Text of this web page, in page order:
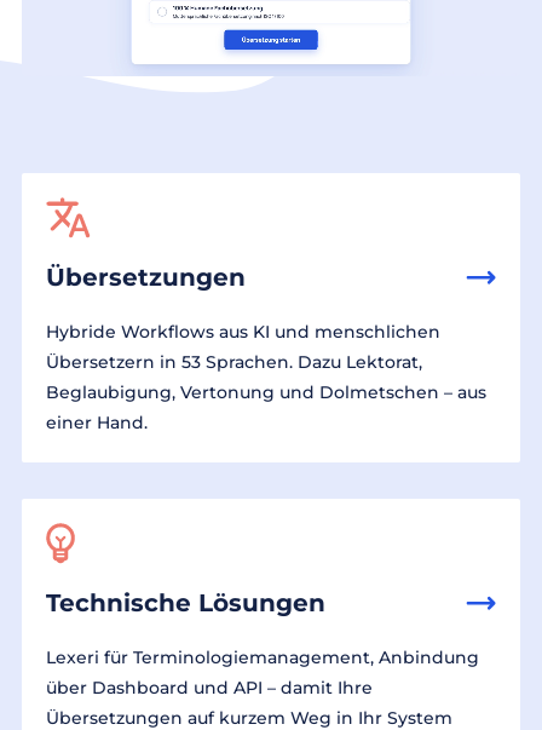
Übersetzungen
Hybride Workflows aus KI und menschlichen
Übersetzern in 53 Sprachen. Dazu Lektorat,
Beglaubigung, Vertonung und Dolmetschen – aus
einer Hand.
Technische Lösungen
Lexeri für Terminologiemanagement, Anbindung
über Dashboard und API – damit Ihre
Übersetzungen auf kurzem Weg in Ihr System